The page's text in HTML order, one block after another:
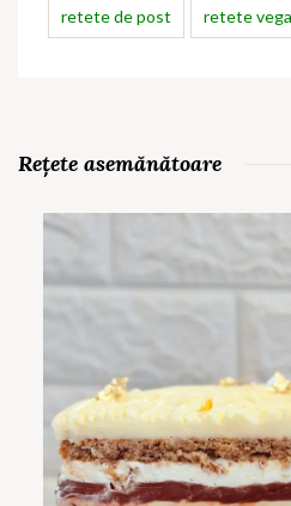
retete de post retete
Rețete asemănătoare